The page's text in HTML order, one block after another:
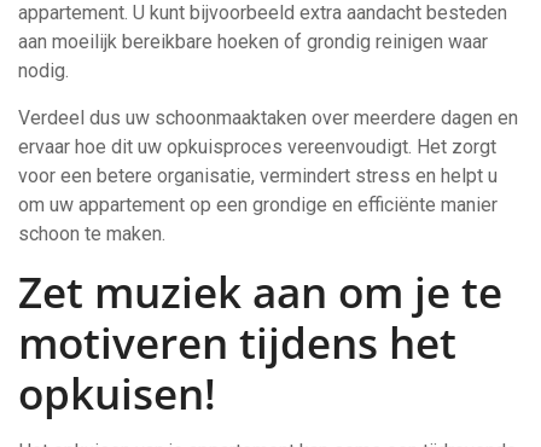
appartement. U kunt bijvoorbeeld extra aandacht besteden
aan moeilijk bereikbare hoeken of grondig reinigen waar
nodig.
Verdeel dus uw schoonmaaktaken over meerdere dagen en
ervaar hoe dit uw opkuisproces vereenvoudigt. Het zorgt
voor een betere organisatie, vermindert stress en helpt u
om uw appartement op een grondige en efficiënte manier
schoon te maken.
Zet muziek aan om je te
motiveren tijdens het
opkuisen!